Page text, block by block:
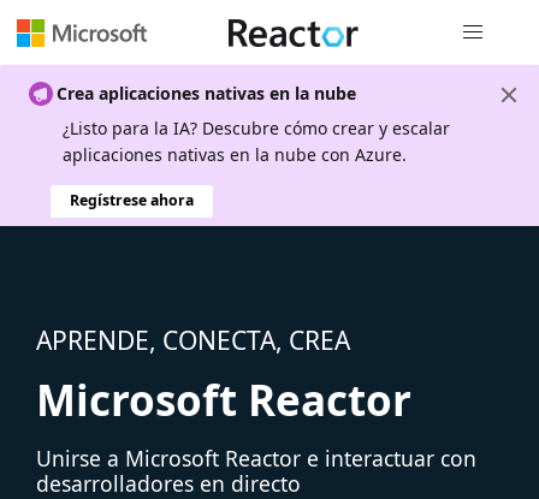
Crea aplicaciones nativas en la nube
¿Listo para la IA? Descubre cómo crear y escalar
aplicaciones nativas en la nube con Azure.
Regístrese ahora
APRENDE, CONECTA, CREA
Microsoft Reactor
Unirse a Microsoft Reactor e interactuar con
desarrolladores en directo